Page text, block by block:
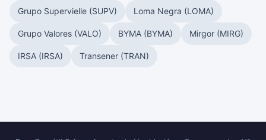
Grupo Supervielle (SUPV) Loma Negra (LOMA)
Grupo Valores (VALO) BYMA (BYMA) Mirgor (MIRG)
IRSA (IRSA) Transener (TRAN)